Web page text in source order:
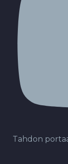
Tahdon